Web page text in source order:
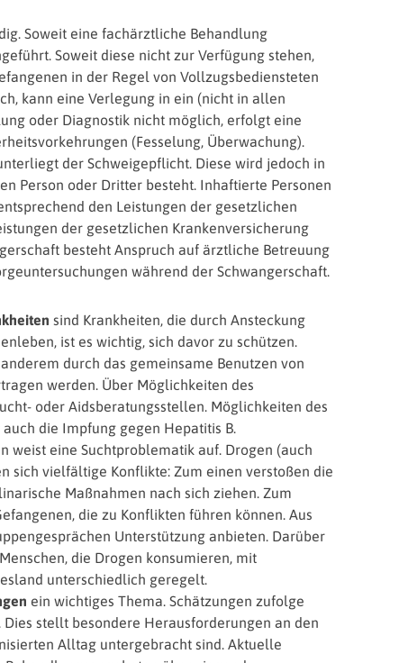
Soweit eine fachärztliche Behandlung
Soweit diese nicht zur Verfügung stehen,
in der Regel von Vollzugsbediensteten
kann eine Verlegung in ein (nicht in allen
oder Diagnostik nicht möglich, erfolgt eine
(Fesselung, Überwachung).
der Schweigepflicht. Diese wird jedoch in
Person oder Dritter besteht. Inhaftierte Personen
den Leistungen der gesetzlichen
der gesetzlichen Krankenversicherung
besteht Anspruch auf ärztliche Betreuung
während der Schwangerschaft.
sind Krankheiten, die durch Ansteckung
ist es wichtig, sich davor zu schützen.
durch das gemeinsame Benutzen von
werden. Über Möglichkeiten des
oder Aidsberatungsstellen. Möglichkeiten des
die Impfung gegen Hepatitis B.
weist eine Suchtproblematik auf. Drogen (auch
sich vielfältige Konflikte: Zum einen verstoßen die
Maßnahmen nach sich ziehen. Zum
die zu Konflikten führen können. Aus
Unterstützung anbieten. Darüber
die Drogen konsumieren, mit
unterschiedlich geregelt.
ein wichtiges Thema. Schätzungen zufolge
stellt besondere Herausforderungen an den
Alltag untergebracht sind. Aktuelle